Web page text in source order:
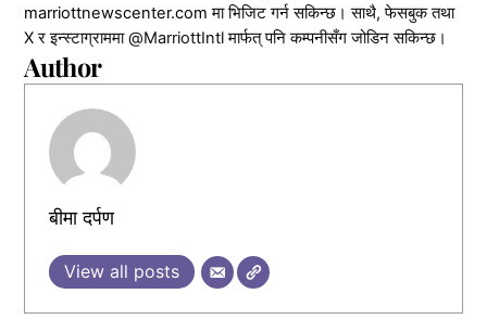
marriottnewscenter.com मा भिजिट गर्न सकिन्छ। साथै, फेसबुक तथा
X र इन्स्टाग्राममा @MarriottIntl मार्फत् पनि कम्पनीसँग जोडिन सकिन्छ।
Author
बीमा दर्पण
View all posts